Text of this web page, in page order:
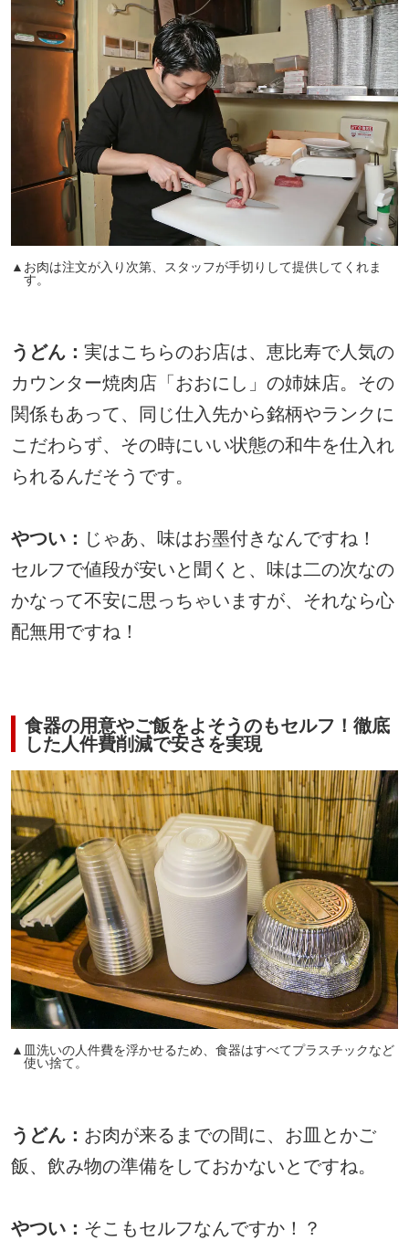
▲お肉は注文が入り次第、スタッフが手切りして提供してくれま
す。
うどん： 実はこちらのお店は、恵比寿で人気の
カウンター焼肉店「おおにし」の姉妹店。その
関係もあって、同じ仕入先から銘柄やランクに
こだわらず、その時にいい状態の和牛を仕入れ
られるんだそうです。
やつい： じゃあ、味はお墨付きなんですね！
セルフで値段が安いと聞くと、味は二の次なの
かなって不安に思っちゃいますが、それなら心
配無用ですね！
食器の用意やご飯をよそうのもセルフ！徹底
した人件費削減で安さを実現
▲皿洗いの人件費を浮かせるため、食器はすべてプラスチックなど
使い捨て。
うどん： お肉が来るまでの間に、お皿とかご
飯、飲み物の準備をしておかないとですね。
やつい： そこもセルフなんですか！？